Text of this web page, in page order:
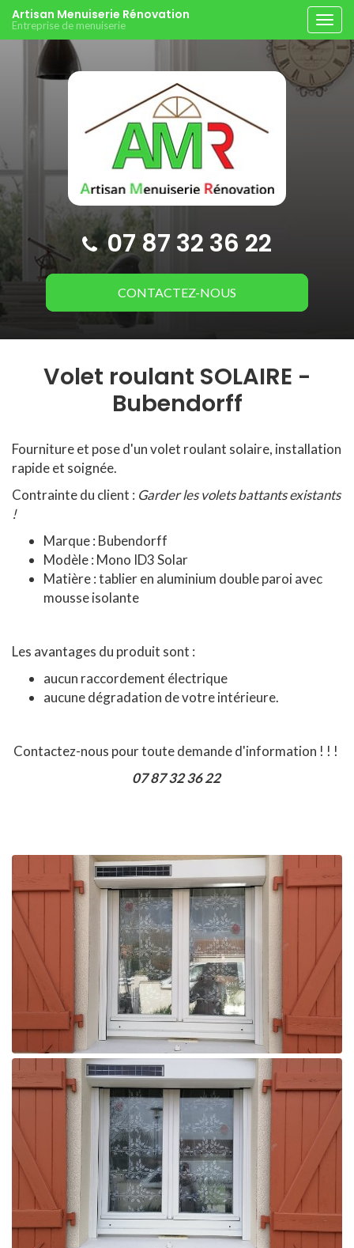
Aller
au
contenu
principal
Artisan Menuiserie Rénovation
Entreprise de menuiserie
07 87 32 36 22
CONTACTEZ-NOUS
Volet roulant SOLAIRE -
Bubendorff
Fourniture et pose d'un volet roulant solaire, installation
rapide et soignée.
Contrainte du client : Garder les volets battants existants
!
Marque : Bubendorff
Modèle : Mono ID3 Solar
Matière : tablier en aluminium double paroi avec
mousse isolante
Les avantages du produit sont :
aucun raccordement électrique
aucune dégradation de votre intérieure.
Contactez-nous pour toute demande d'information ! ! !
07 87 32 36 22